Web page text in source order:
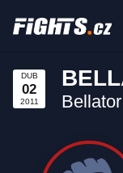
DUB
02
2011